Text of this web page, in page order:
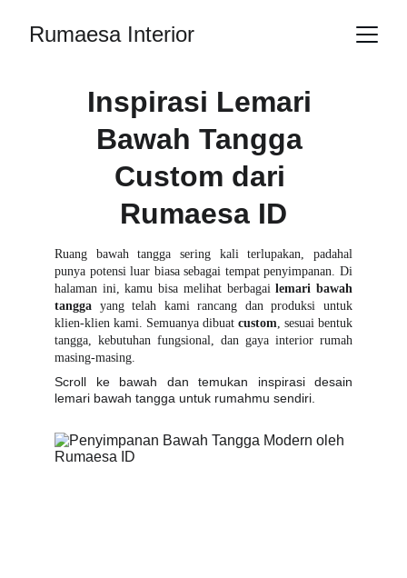
Rumaesa Interior
Inspirasi Lemari
Bawah Tangga
Custom dari
Rumaesa ID
Ruang bawah tangga sering kali terlupakan, padahal
punya potensi luar biasa sebagai tempat penyimpanan. Di
halaman ini, kamu bisa melihat berbagailemari bawah
tangga yang telah kami rancang dan produksi untuk
klien-klien kami. Semuanya dibuat custom, sesuai bentuk
tangga, kebutuhan fungsional, dan gaya interior rumah
masing-masing.
Scroll ke bawah dan temukan inspirasi desain
lemari bawah tangga untuk rumahmu sendiri.